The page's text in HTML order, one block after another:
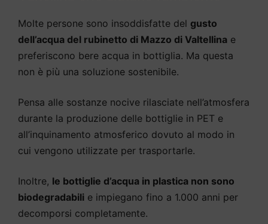
Molte persone sono insoddisfatte del gusto
dell’acqua del rubinetto di Mazzo di Valtellina e
preferiscono bere acqua in bottiglia. Ma questa
non è più una soluzione sostenibile.
Pensa alle sostanze nocive rilasciate nell’atmosfera
durante la produzione delle bottiglie in PET e
all’inquinamento atmosferico dovuto al modo in
cui vengono utilizzate per trasportarle.
Inoltre, le bottiglie d’acqua in plastica non sono
biodegradabili e impiegano fino a 1.000 anni per
decomporsi completamente.